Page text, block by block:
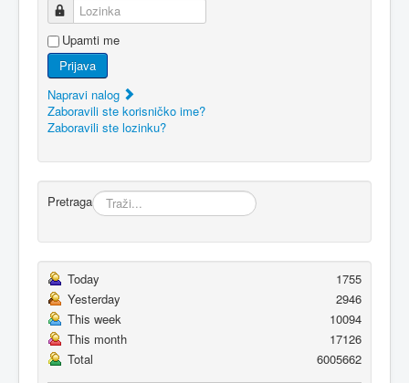
Lozinka
Upamti me
Prijava
Napravi nalog
Zaboravili ste korisničko ime?
Zaboravili ste lozinku?
Pretraga
Today
1755
Yesterday
2946
This week
10094
This month
17126
Total
6005662